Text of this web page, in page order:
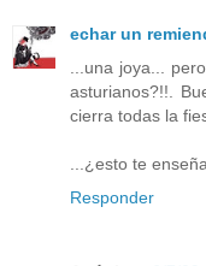
echar un
...una joya...
asturianos?!!.
cierra todas la
...¿esto te
Responder